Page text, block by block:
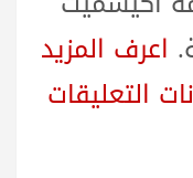
اعرف المزيد
التعليقات